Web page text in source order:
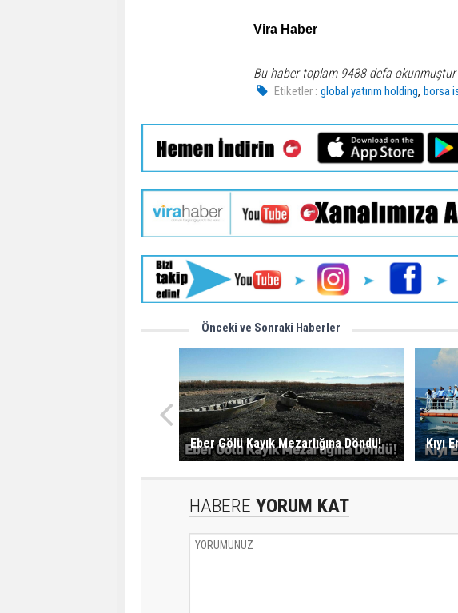
Vira Haber
Bu haber toplam 9488 defa okunmuştur
Etiketler : global yatırım holding,borsa
Önceki ve Sonraki Haberler
Eber Gölü Kayık Mezarlığına Döndü! Kıyı
HABERE YORUM KAT